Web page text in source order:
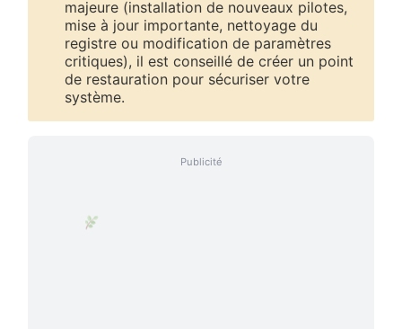
majeure (installation de nouveaux pilotes,
mise à jour importante, nettoyage du
registre ou modification de paramètres
critiques), il est conseillé de créer un point
de restauration pour sécuriser votre
système.
Publicité